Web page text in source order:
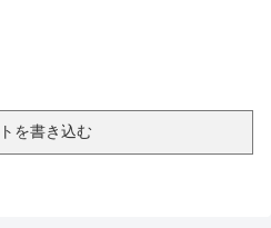
を書き込む